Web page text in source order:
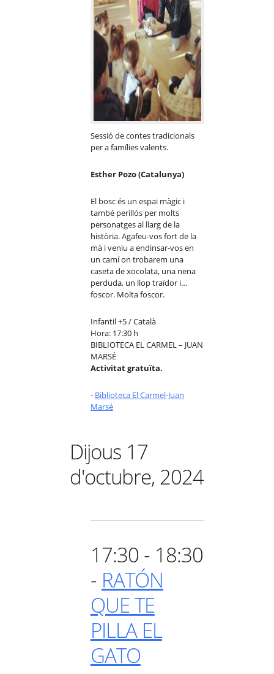
Sessió de contes tradicionals
per a famílies valents.
Esther Pozo (Catalunya)
El bosc és un espai màgic i
també perillós per molts
personatges al llarg de la
història. Agafeu-vos fort de la
mà i veniu a endinsar-vos en
un camí on trobarem una
caseta de xocolata, una nena
perduda, un llop traïdor i…
foscor. Molta foscor.
Infantil +5 / Català
Hora: 17:30 h
BIBLIOTECA EL CARMEL – JUAN
MARSÉ
Activitat gratuïta.
- Biblioteca El Carmel-Juan
Marsé
Dijous 17
d'octubre, 2024
17:30 - 18:30
- RATÓN
QUE TE
PILLA EL
GATO